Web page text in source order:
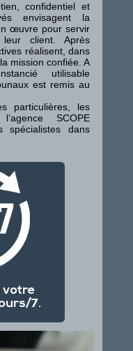
confidentiel et
envisagent la
œuvre pour servir
client. Après
réalisent, dans
mission confiée. A
utilisable
est remis au
particulières, les
SCOPE
spécialistes dans
votre
7.